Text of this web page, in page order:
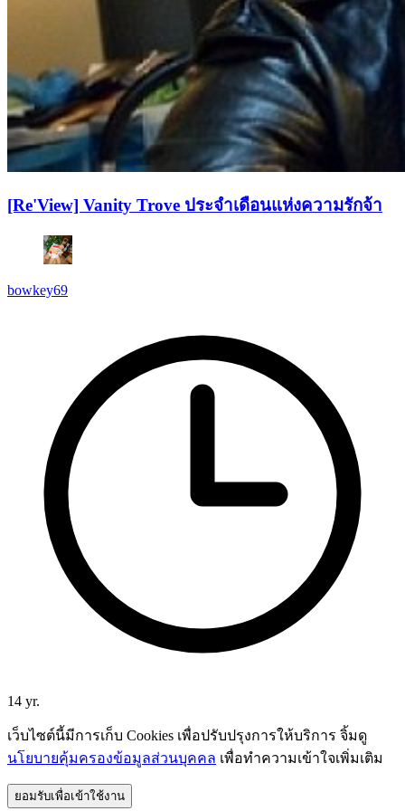
[Re'View] Vanity Trove ประจำเดือนแห่งความรักจ้า
bowkey69
14 yr.
เว็บไซต์นี้มีการเก็บ Cookies เพื่อปรับปรุงการให้บริการ จิ้มดู
นโยบายคุ้มครองข้อมูลส่วนบุคคล เพื่อทำความเข้าใจเพิ่มเติม
ยอมรับเพื่อเข้าใช้งาน